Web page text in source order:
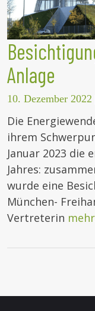
Anlage
10. Dezember 2022
Die
ihrem
Januar 2023 die
Jahres:
wurde eine
München-
Vertreterin